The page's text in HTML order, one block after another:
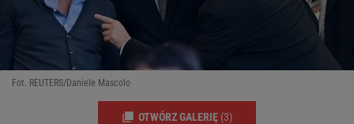
Fot. REUTERS/Daniele Mascolo
OTWÓRZ GALERIĘ (3)